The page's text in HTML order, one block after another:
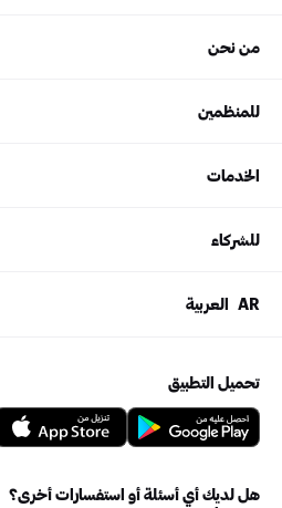
من نحن
للمنظمين
الخدمات
للشركاء
AR العربية
تحميل التطبيق
هل لديك أي أسئلة أو استفسارات أخرى؟